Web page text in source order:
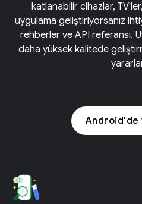
katlanabilir cihazlar,
uygulama geliştiriyorsanız
rehberler ve API referansı.
daha yüksek kalitede
Android'de